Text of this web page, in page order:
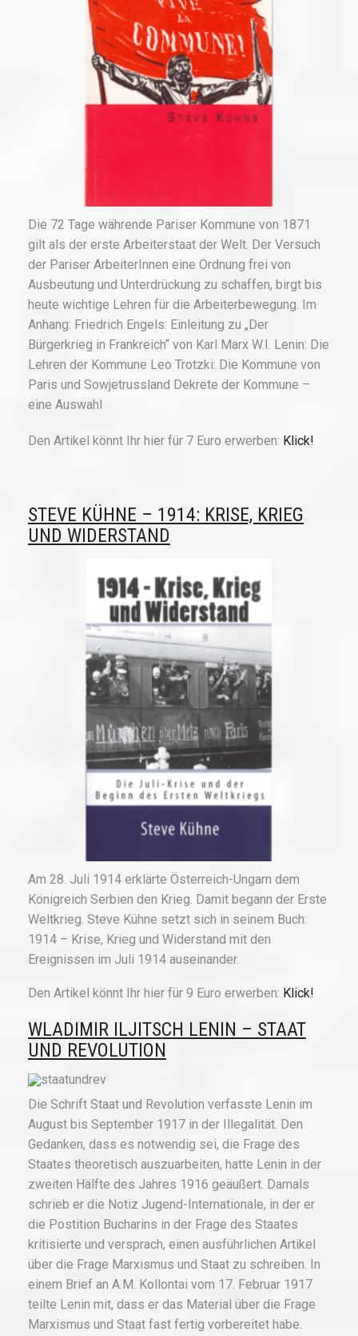
Die 72 Tage währende Pariser Kommune von 1871
gilt als der erste Arbeiterstaat der Welt. Der Versuch
der Pariser ArbeiterInnen eine Ordnung frei von
Ausbeutung und Unterdrückung zu schaffen, birgt bis
heute wichtige Lehren für die Arbeiterbewegung. Im
Anhang: Friedrich Engels: Einleitung zu „Der
Bürgerkrieg in Frankreich“ von Karl Marx W.I. Lenin: Die
Lehren der Kommune Leo Trotzki: Die Kommune von
Paris und Sowjetrussland Dekrete der Kommune –
eine Auswahl
Den Artikel könnt Ihr hier für 7 Euro erwerben: Klick!
STEVE KÜHNE – 1914: KRISE, KRIEG
UND WIDERSTAND
Am 28. Juli 1914 erklärte Österreich-Ungarn dem
Königreich Serbien den Krieg. Damit begann der Erste
Weltkrieg. Steve Kühne setzt sich in seinem Buch:
1914 – Krise, Krieg und Widerstand mit den
Ereignissen im Juli 1914 auseinander.
Den Artikel könnt Ihr hier für 9 Euro erwerben: Klick!
WLADIMIR ILJITSCH LENIN – STAAT
UND REVOLUTION
Die Schrift Staat und Revolution verfasste Lenin im
August bis September 1917 in der Illegalität. Den
Gedanken, dass es notwendig sei, die Frage des
Staates theoretisch auszuarbeiten, hatte Lenin in der
zweiten Hälfte des Jahres 1916 geäußert. Damals
schrieb er die Notiz Jugend-Internationale, in der er
die Postition Bucharins in der Frage des Staates
kritisierte und versprach, einen ausführlichen Artikel
über die Frage Marxismus und Staat zu schreiben. In
einem Brief an A.M. Kollontai vom 17. Februar 1917
teilte Lenin mit, dass er das Material über die Frage
Marxismus und Staat fast fertig vorbereitet habe.